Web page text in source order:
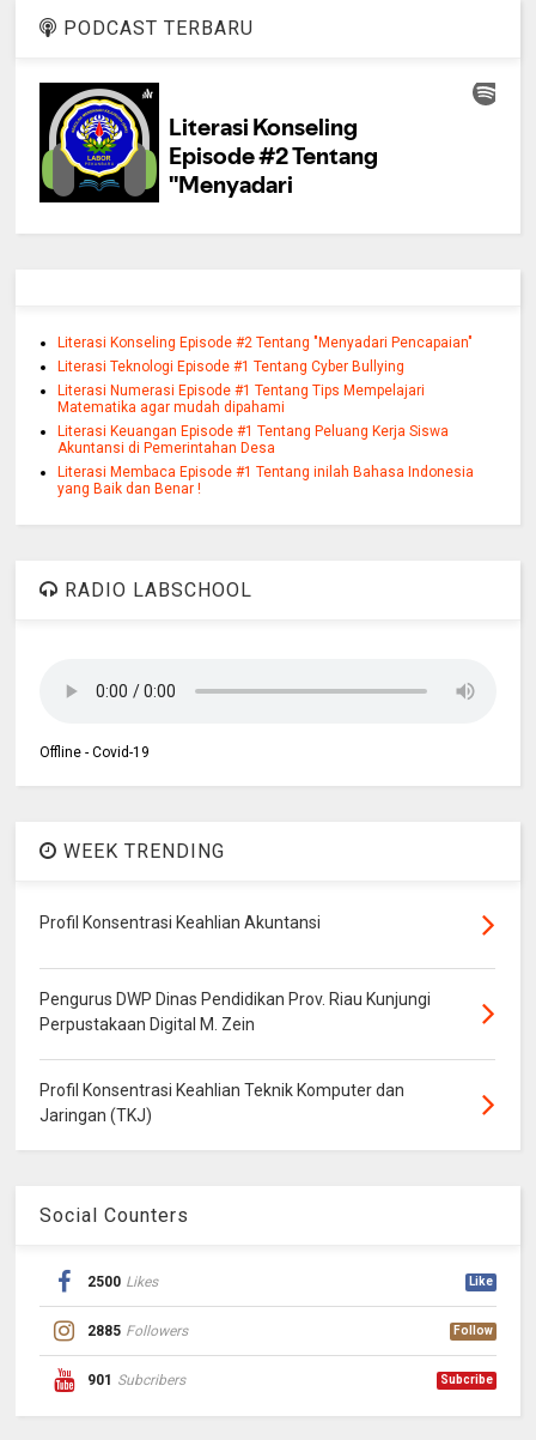
PODCAST TERBARU
Literasi Konseling Episode #2 Tentang "Menyadari Pencapaian"
Literasi Teknologi Episode #1 Tentang Cyber Bullying
Literasi Numerasi Episode #1 Tentang Tips Mempelajari
Matematika agar mudah dipahami
Literasi Keuangan Episode #1 Tentang Peluang Kerja Siswa
Akuntansi di Pemerintahan Desa
Literasi Membaca Episode #1 Tentang inilah Bahasa Indonesia
yang Baik dan Benar !
RADIO LABSCHOOL
Offline - Covid-19
WEEK TRENDING
Profil Konsentrasi Keahlian Akuntansi
Pengurus DWP Dinas Pendidikan Prov. Riau Kunjungi
Perpustakaan Digital M. Zein
Profil Konsentrasi Keahlian Teknik Komputer dan
Jaringan (TKJ)
Social Counters
2500 Likes Like
2885 Followers Follow
901 Subcribers Subcribe